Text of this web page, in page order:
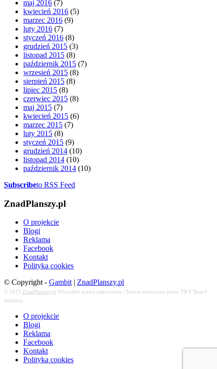
maj 2016 (7)
kwiecień 2016 (5)
marzec 2016 (9)
luty 2016 (7)
styczeń 2016 (8)
grudzień 2015 (3)
listopad 2015 (8)
październik 2015 (7)
wrzesień 2015 (8)
sierpień 2015 (8)
lipiec 2015 (8)
czerwiec 2015 (8)
maj 2015 (7)
kwiecień 2015 (6)
marzec 2015 (7)
luty 2015 (8)
styczeń 2015 (9)
grudzień 2014 (10)
listopad 2014 (10)
październik 2014 (10)
Subscribeto RSS Feed
ZnadPlanszy.pl
O projekcie
Blogi
Reklama
Facebook
Kontakt
Polityka cookies
© Copyright - Gambit | ZnadPlanszy.pl
© 2013 ZnadPlanszy.pl Wszystkie prawa zastrzeżone | Serwis stworzony przez T&Y Board
Solution
O projekcie
Blogi
Reklama
Facebook
Kontakt
Polityka cookies